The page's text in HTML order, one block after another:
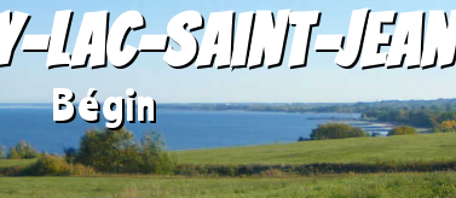
Lac-Saint-Jean
Bégin